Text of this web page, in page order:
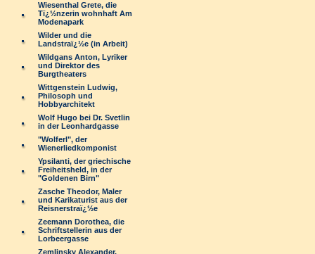
Wiesenthal Grete, die
Tï¿½nzerin wohnhaft Am
Modenapark
Wilder und die
Landstraï¿½e (in Arbeit)
Wildgans Anton, Lyriker
und Direktor des
Burgtheaters
Wittgenstein Ludwig,
Philosoph und
Hobbyarchitekt
Wolf Hugo bei Dr. Svetlin
in der Leonhardgasse
"Wolferl", der
Wienerliedkomponist
Ypsilanti, der griechische
Freiheitsheld, in der
"Goldenen Birn"
Zasche Theodor, Maler
und Karikaturist aus der
Reisnerstraï¿½e
Zeemann Dorothea, die
Schriftstellerin aus der
Lorbeergasse
Zemlinsky Alexander,